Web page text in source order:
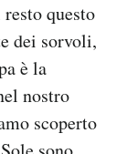
questo
dei sorvoli,
è la
nostro
scoperto